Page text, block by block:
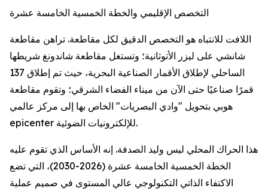
التخصص الإقليمي والخطة الخمسية الخامسة عشرة
اللافت للانتباه هو التخصص الدقيق لكل مقاطعة. تراهن مقاطعة
شانشي على ليزر الأتوثانية؛ وتستغل مقاطعة شاندونغ شريطها
الساحلي لإطلاق الأقمار الصناعية البحرية، حيث تم إطلاق 137
قمرًا صناعيًا حتى الآن من ميناء الفضاء الشرقي؛ وتقوم مقاطعة
هوبي بتحويل "وادي البصريات" الخاص بها إلى مركز عالمي
epicenter للإلكترونيات الضوئية.
هذا الحراك المحلي ليس وليد الصدفة. إنه الأساس الذي تقوم عليه
الخطة الخمسية الخامسة عشرة (2026-2030)، التي تضع
الاكتفاء الذاتي التكنولوجي عالي المستوى في صميم عملية